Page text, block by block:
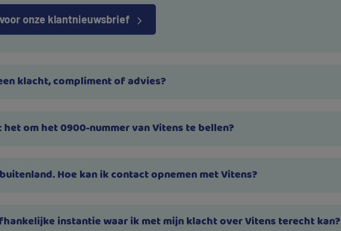
onze klantnieuwsbrief
klacht, compliment of advies?
om het 0900-nummer van Vitens te bellen?
Hoe kan ik contact opnemen met Vitens?
instantie waar ik met mijn klacht over Vitens terecht kan?